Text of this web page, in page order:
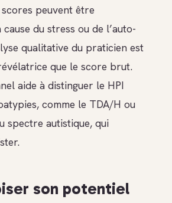
scores peuvent être
du stress ou de l’auto-
qualitative du praticien est
que le score brut.
aide à distinguer le HPI
comme le TDA/H ou
spectre autistique, qui
son potentiel